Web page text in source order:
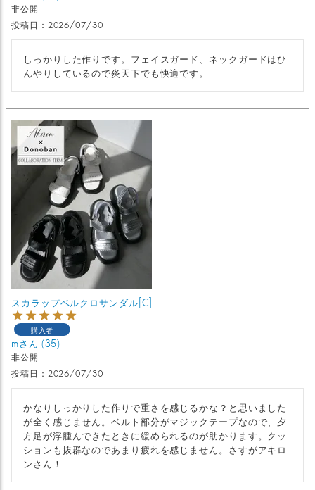
非公開
投稿日
2026/07/30
しっかりした作りです。フェイスガード、ネックガードはひ
んやりしているので炎天下でも快適です。
スカラップベルクロサンダル[C]
購入者
m 35
非公開
投稿日
2026/07/30
かなりしっかりした作りで重さを感じるかな？と思いました
が全く感じません。ベルト部分がマジックテープなので、夕
方足が浮腫んできたときに緩められるのが助かります。クッ
ションも抜群なのであまり疲れを感じません。さすがアキロ
ンさん！